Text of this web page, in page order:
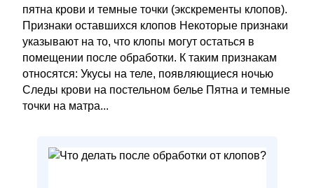
пятна крови и темные точки (экскременты клопов).
Признаки оставшихся клопов Некоторые признаки
указывают на то, что клопы могут остаться в
помещении после обработки. К таким признакам
относятся: Укусы на теле, появляющиеся ночью
Следы крови на постельном белье Пятна и темные
точки на матра...